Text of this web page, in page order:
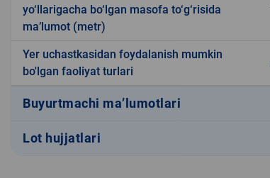
yo‘llarigacha bo‘lgan masofa to‘g‘risida
ma’lumot (metr)
Yer uchastkasidan foydalanish mumkin
bo'lgan faoliyat turlari
Buyurtmachi ma’lumotlari
Lot hujjatlari